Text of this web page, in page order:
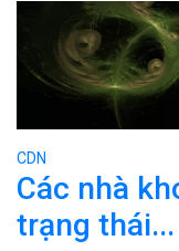
CDN
Các nhà
trạng thái...